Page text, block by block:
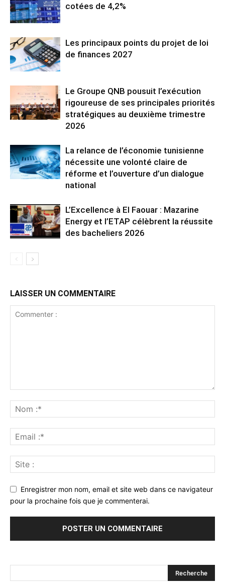
cotées de 4,2%
Les principaux points du projet de loi
de finances 2027
Le Groupe QNB pousuit l’exécution
rigoureuse de ses principales priorités
stratégiques au deuxième trimestre
2026
La relance de l’économie tunisienne
nécessite une volonté claire de
réforme et l’ouverture d’un dialogue
national
L’Excellence à El Faouar : Mazarine
Energy et l’ETAP célèbrent la réussite
des bacheliers 2026
LAISSER UN COMMENTAIRE
Enregistrer mon nom, email et site web dans ce navigateur
pour la prochaine fois que je commenterai.